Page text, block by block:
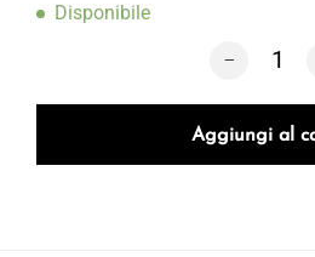
Disponibile
Aggiungi al